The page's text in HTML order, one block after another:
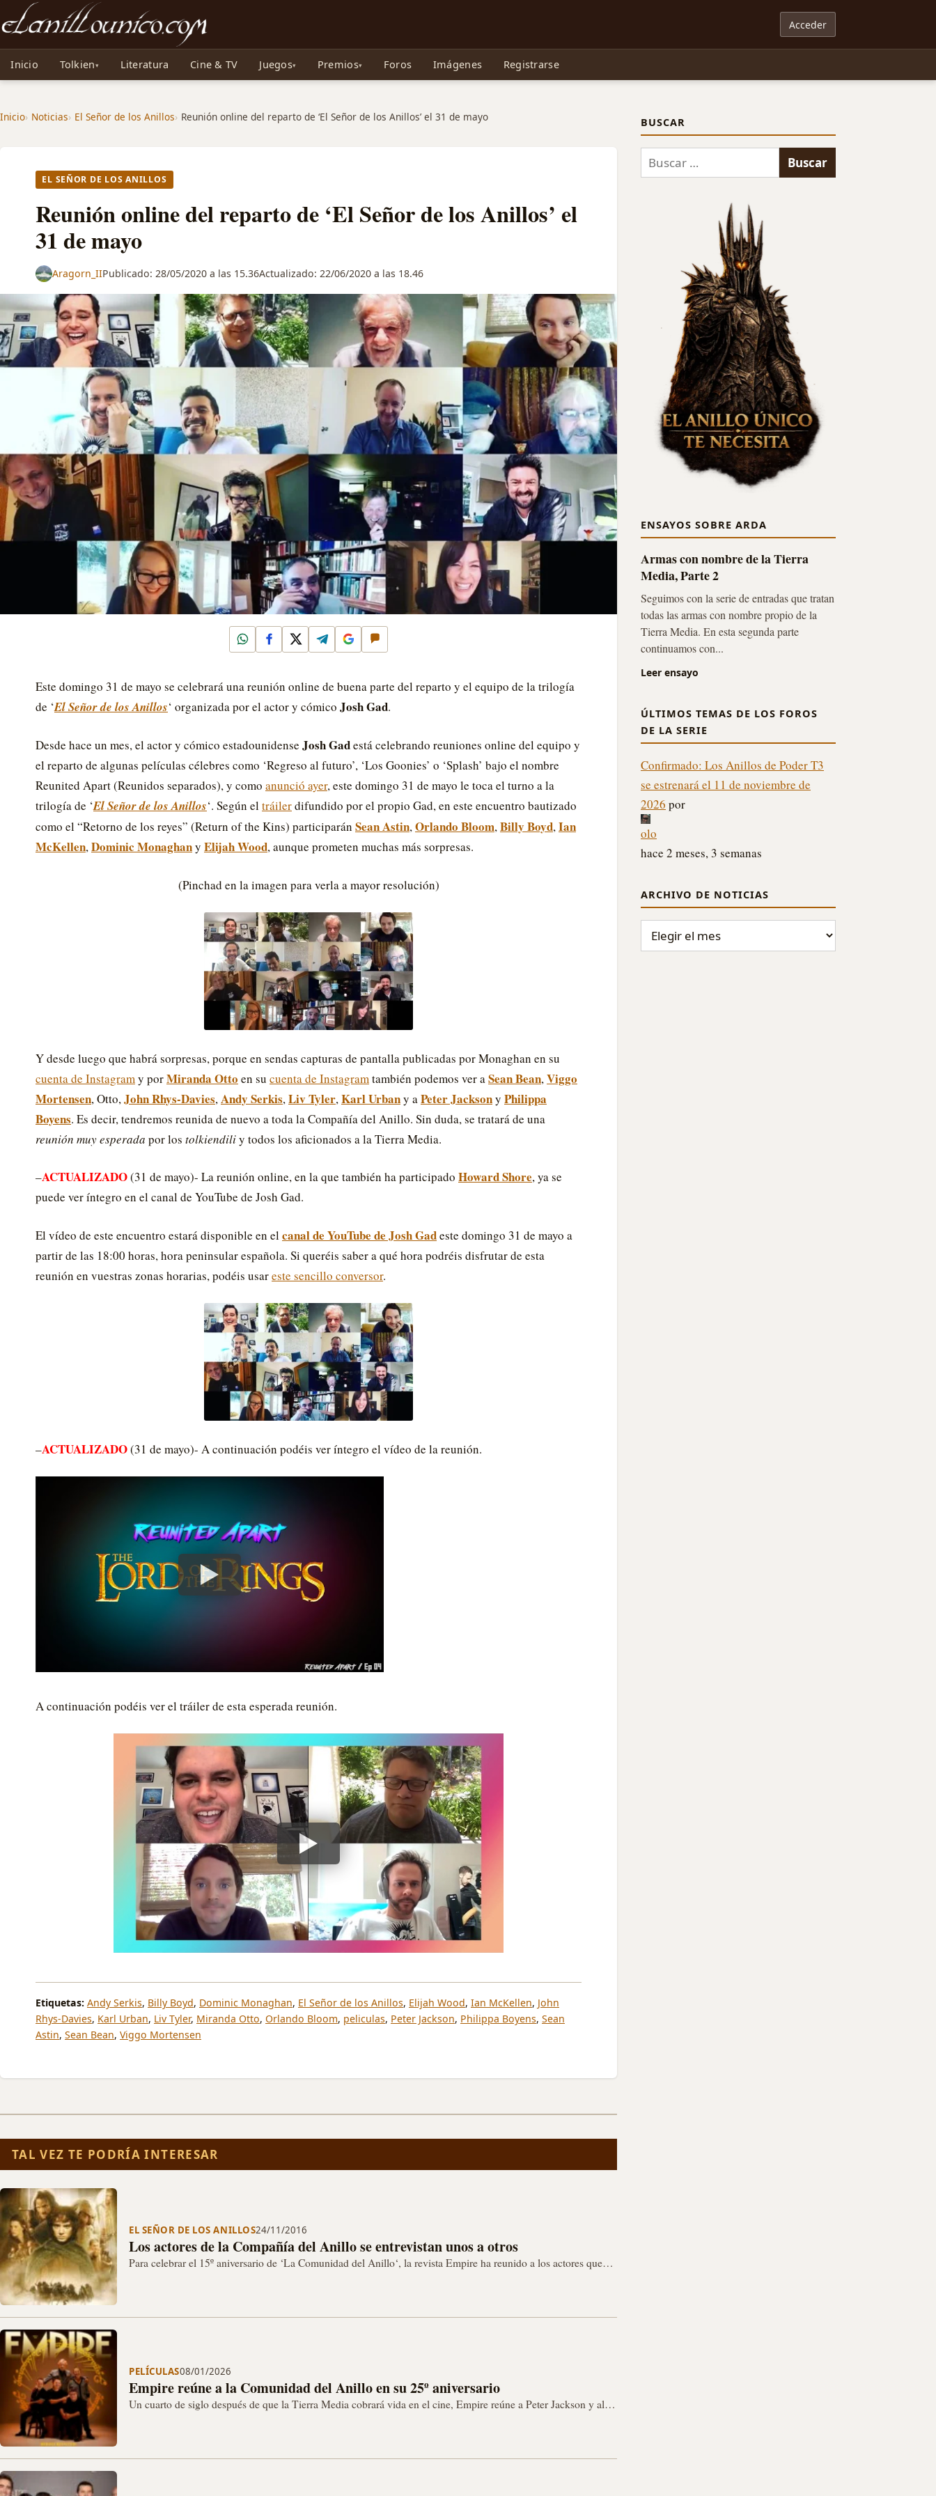
Noticias sobre Tolkien: El Señor de los Anillos, Los Anillos de Poder, La Caza de Gollum, la Tolkienpedia y más
Acceder
Inicio Tolkien Literatura Cine & TV Juegos Premios Foros Imágenes Registrarse
Inicio Noticias El Señor de los Anillos Reunión online del reparto de ‘El Señor de los Anillos’ el 31 de mayo
EL SEÑOR DE LOS ANILLOS
Reunión online del reparto de ‘El Señor de los Anillos’ el
31 de mayo
Aragorn_IIPublicado: 28/05/2020 a las 15.36Actualizado: 22/06/2020 a las 18.46
WhatsApp
Facebook
X TelegramGoogleComentar
Este domingo 31 de mayo se celebrará una reunión online de buena parte del reparto y el equipo de la trilogía
de ‘El Señor de los Anillos‘ organizada por el actor y cómico Josh Gad.
Desde hace un mes, el actor y cómico estadounidense Josh Gadestá celebrando reuniones online del equipo y
el reparto de algunas películas célebres como ‘Regreso al futuro’, ‘Los Goonies’ o ‘Splash’ bajo el nombre
Reunited Apart (Reunidos separados), y como anunció ayer, este domingo 31 de mayo le toca el turno a la
trilogía de ‘El Señor de los Anillos‘. Según eltráilerdifundido por el propio Gad, en este encuentro bautizado
como el “Retorno de los reyes” (Return of the Kins) participarán Sean Astin,Orlando Bloom,Billy Boyd,Ian
McKellen,Dominic Monaghany Elijah Wood, aunque prometen muchas más sorpresas.
(Pinchad en la imagen para verla a mayor resolución)
Y desde luego que habrá sorpresas, porque en sendas capturas de pantalla publicadas por Monaghan en su
cuenta de Instagram y porMiranda Otto en su cuenta de Instagram también podemos ver a Sean Bean, Viggo
Mortensen, Otto, John Rhys-Davies, Andy Serkis, Liv Tyler, Karl Urbany a Peter Jacksony Philippa
Boyens. Es decir, tendremos reunida de nuevo a toda la Compañía del Anillo. Sin duda, se tratará de una
reunión muy esperada por los tolkiendiliy todos los aficionados a la Tierra Media.
–ACTUALIZADO(31 de mayo)- La reunión online, en la que también ha participado Howard Shore, ya se
puede ver íntegro en el canal de YouTube de Josh Gad.
El vídeo de este encuentro estará disponible en el canal de YouTube de Josh Gadeste domingo 31 de mayo a
partir de las 18:00 horas, hora peninsular española. Si queréis saber a qué hora podréis disfrutar de esta
reunión en vuestras zonas horarias, podéis usareste sencillo conversor.
–ACTUALIZADO(31 de mayo)- A continuación podéis ver íntegro el vídeo de la reunión.
A continuación podéis ver el tráiler de esta esperada reunión.
Etiquetas: Andy Serkis, Billy Boyd, Dominic Monaghan, El Señor de los Anillos, Elijah Wood, Ian McKellen, John
Rhys-Davies, Karl Urban, Liv Tyler, Miranda Otto, Orlando Bloom, peliculas, Peter Jackson, Philippa Boyens, Sean
Astin, Sean Bean, Viggo Mortensen
TAL VEZ TE PODRÍA INTERESAR
EL SEÑOR DE LOS ANILLOS24/11/2016
Los actores de la Compañía del Anillo se entrevistan unos a otros
Para celebrar el 15º aniversario de ‘La Comunidad del Anillo‘, la revista Empire ha reunido a los actores que
PELÍCULAS08/01/2026
Empire reúne a la Comunidad del Anillo en su 25º aniversario
Un cuarto de siglo después de que la Tierra Media cobrará vida en el cine, Empire reúne a Peter Jackson y al
BUSCAR
Buscar:
ENSAYOS SOBRE ARDA
Armas con nombre de la Tierra
Media, Parte 2
Seguimos con la serie de entradas que tratan
todas las armas con nombre propio de la
Tierra Media. En esta segunda parte
continuamos con...
Leer ensayo
ÚLTIMOS TEMAS DE LOS FOROS
DE LA SERIE
Confirmado: Los Anillos de Poder T3
se estrenará el 11 de noviembre de
2026 por
olo
hace 2 meses, 3 semanas
ARCHIVO DE NOTICIAS
ARCHIVO DE NOTICIAS